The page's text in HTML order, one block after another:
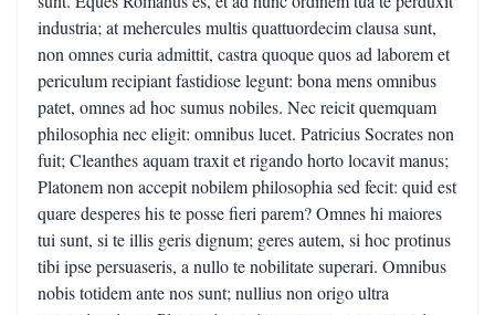
industria; at mehercules multis quattuordecim clausa sunt,
non omnes curia admittit, castra quoque quos ad laborem et
periculum recipiant fastidiose legunt: bona mens omnibus
patet, omnes ad hoc sumus nobiles. Nec reicit quemquam
philosophia nec eligit: omnibus lucet. Patricius Socrates non
fuit; Cleanthes aquam traxit et rigando horto locavit manus;
Platonem non accepit nobilem philosophia sed fecit: quid est
quare desperes his te posse fieri parem? Omnes hi maiores
tui sunt, si te illis geris dignum; geres autem, si hoc protinus
tibi ipse persuaseris, a nullo te nobilitate superari. Omnibus
nobis totidem ante nos sunt; nullius non origo ultra